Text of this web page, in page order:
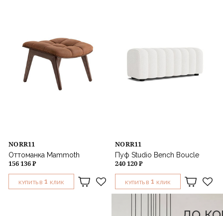
NORR11
Оттоманка Mammoth
156 136 ₽
КУПИТЬ В 1 КЛИК
NORR11
Пуф Studio Bench Boucle
240 120 ₽
КУПИТЬ В 1 КЛИК